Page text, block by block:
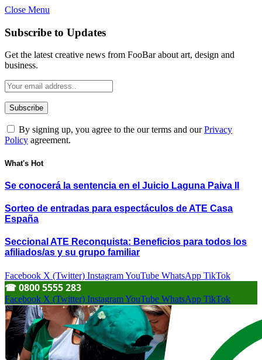
Close Menu
Subscribe to Updates
Get the latest creative news from FooBar about art, design and
business.
By signing up, you agree to the our terms and ourPrivacy
Policy agreement.
What's Hot
Se conocerá la sentencia en el Juicio Laguna Paiva II
Sorteo de entradas para espectáculos de ATE Casa
España
Seccional ATE Reconquista: Beneficios para todos los
afiliados/as y su grupo familiar
Facebook X (Twitter) InstagramYouTube WhatsApp TikTok
☎︎ 0800 5555 283
Facebook X (Twitter) InstagramYouTube WhatsApp TikTok